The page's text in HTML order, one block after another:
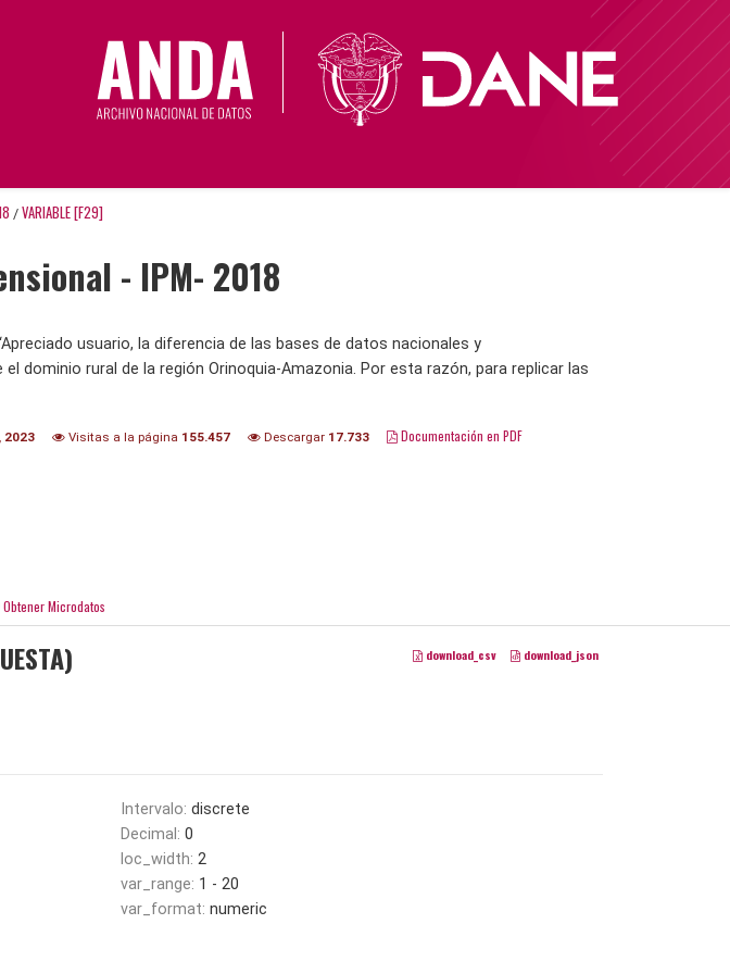
/ VARIABLE [F29]
- IPM- 2018
usuario, la diferencia de las bases de datos nacionales y
dominio rural de la región Orinoquia-Amazonia. Por esta razón, para replicar las
2023 Visitas a la página 155.457 Descargar 17.733 Documentación en PDF
Obtener Microdatos
download_csv download_json
Intervalo: discrete
Decimal: 0
loc_width: 2
var_range: 1 - 20
var_format: numeric